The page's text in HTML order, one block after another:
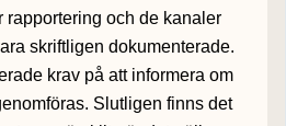
rapportering och de kanaler
skriftligen dokumenterade.
krav på att informera om
Slutligen finns det